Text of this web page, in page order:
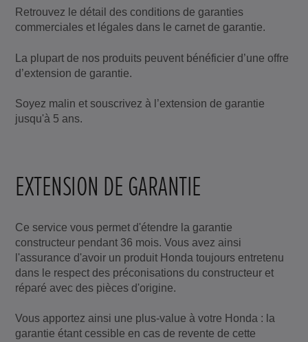
Retrouvez le détail des conditions de garanties
commerciales et légales dans le carnet de garantie.
La plupart de nos produits peuvent bénéficier d’une offre
d’extension de garantie.
Soyez malin et souscrivez à l’extension de garantie
jusqu'à 5 ans.
EXTENSION DE GARANTIE
Ce service vous permet d'étendre la garantie
constructeur pendant 36 mois. Vous avez ainsi
l'assurance d'avoir un produit Honda toujours entretenu
dans le respect des préconisations du constructeur et
réparé avec des pièces d'origine.
Vous apportez ainsi une plus-value à votre Honda : la
garantie étant cessible en cas de revente de cette